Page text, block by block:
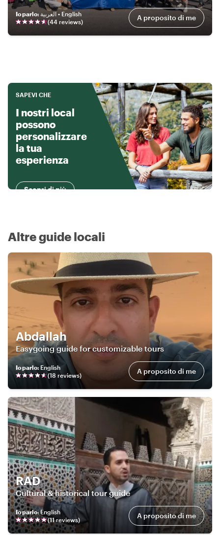
Io parlo:
العربية • English
(44 reviews) A proposito di me
SAPEVI CHE
I nostri local
possono
personalizzare
la tua
esperienza
Scopri di più
Altre guide locali
Abdallah
Easygoing guide for customizable tours
Io parlo: English
(18 reviews) A proposito di me
RAD
Cultural & historical tour guide
Io parlo:English
(11reviews) A proposito di me